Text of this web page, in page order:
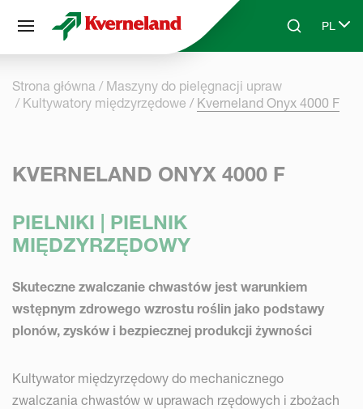
Skip to main contentSearchPL
Select
Strona główna
Maszyny do pielęgnacji upraw
Kultywatory międzyrzędowe
Kverneland Onyx 4000 F
KVERNELAND ONYX 4000 F
PIELNIKI | PIELNIK
MIĘDZYRZĘDOWY
Skuteczne zwalczanie chwastów jest warunkiem
wstępnym zdrowego wzrostu roślin jako podstawy
plonów, zysków i bezpiecznej produkcji żywności
Kultywator międzyrzędowy do mechanicznego
zwalczania chwastów w uprawach rzędowych i zbożach
Panel zarządzania plikami cookies